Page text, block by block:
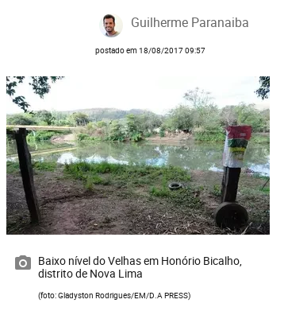
Guilherme Paranaiba
postado em 18/08/2017 09:57
Baixo nível do Velhas em Honório Bicalho,
distrito de Nova Lima
(foto: Gladyston Rodrigues/EM/D.A PRESS)